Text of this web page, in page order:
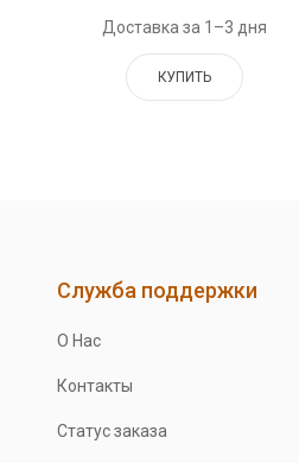
Доставка за 1–3 дня
КУПИТЬ
Служба поддержки
О Нас
Контакты
Статус заказа